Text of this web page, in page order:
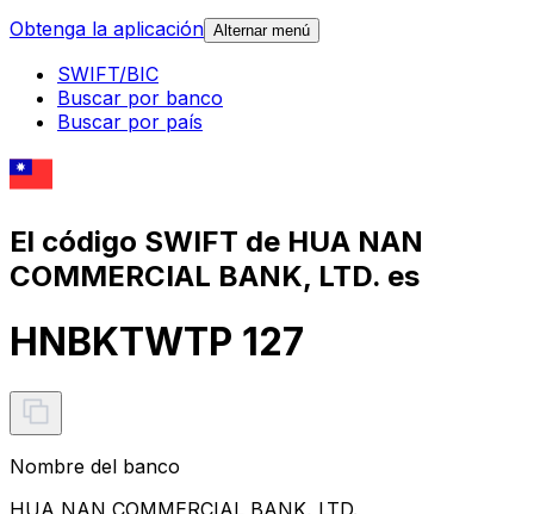
Obtenga la aplicación Alternar menú
SWIFT/BIC
Buscar por banco
Buscar por país
El código SWIFT de HUA NAN
COMMERCIAL BANK, LTD. es
HNBKTWTP 127
Nombre del banco
HUA NAN COMMERCIAL BANK, LTD.